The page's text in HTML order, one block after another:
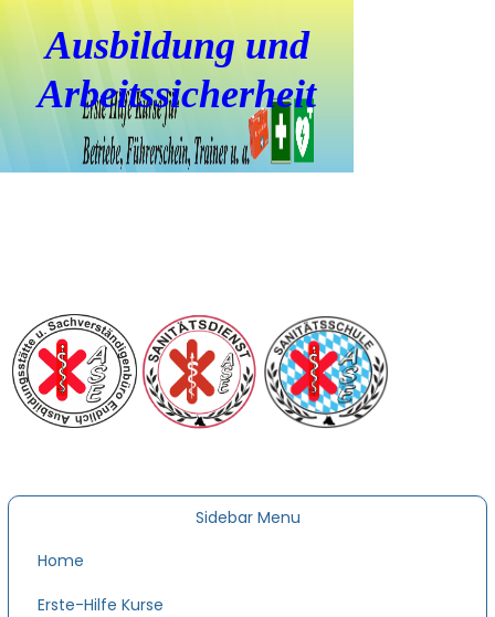
Ausbildung und
Arbeitssicherheit
Sicherheit durch
Sidebar Menu
Home
Erste-Hilfe Kurse